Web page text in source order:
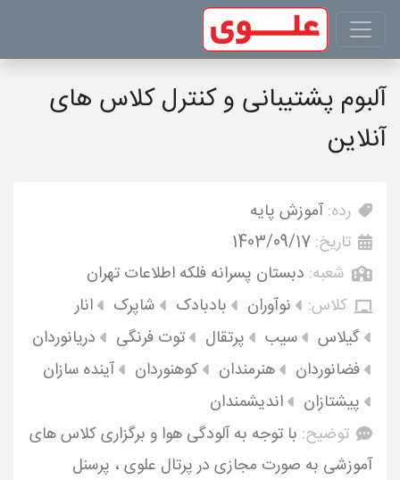
آلبوم پشتیبانی و کنترل کلاس های
آنلاین
رده: آموزش پایه
تاریخ: 1403/09/17
شعبه: دبستان پسرانه فلکه اطلاعات تهران
کلاس:
نوآوران بادبادک شاپرک
انار
گیلاس
سیب پرتقال توت فرنگی
دریانوردان
فضانوردان
هنرمندان کوهنوردان
آینده سازان
پیشتازان
اندیشمندان
توضیح: با توجه به آلودگی هوا و برگزاری کلاس های
آموزشی به صورت مجازی در پرتال علوی ، پرسنل